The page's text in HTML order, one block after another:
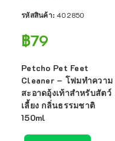
รหัสสินค้า:402850
฿79
Petcho Pet Feet
Cleaner – โฟมทำความ
สะอาดอุ้งเท้าสำหรับสัตว์
เลี้ยง กลิ่นธรรมชาติ
150ml